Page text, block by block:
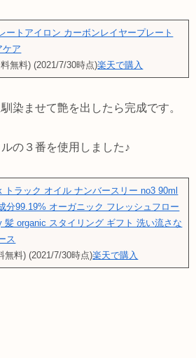
ートアイロン カーボンレイヤープレート
ケア
無料) (2021/7/30時点)楽天で購入
染ませて艶を出したら完成です。
の３番を使用しました♪
トラック オイル ナンバースリー no3 90ml
分99.19% オーガニック フレッシュフロー
髪 organic スタイリング ギフト 洗い流さな
ス
無料) (2021/7/30時点)楽天で購入